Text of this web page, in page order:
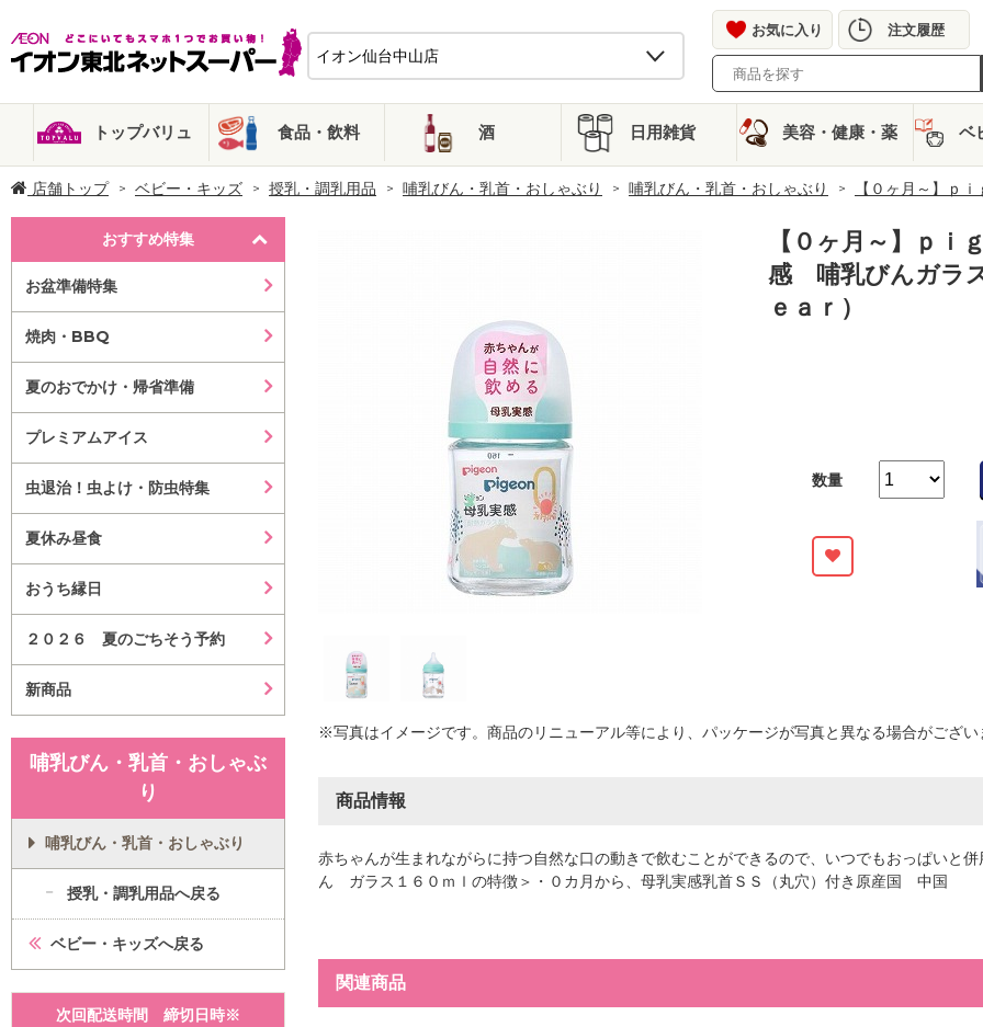
お気に入り 注文履歴
トップバリュ 食品・飲料 酒 日用雑貨 美容・健康・薬 ベ
店舗トップ ベビー・キッズ 授乳・調乳用品 哺乳びん・乳首・おしゃぶり 哺乳びん・乳首・おしゃぶり 【０ヶ月～】ｐ
おすすめ特集
お盆準備特集
焼肉・BBQ
夏のおでかけ・帰省準備
プレミアムアイス
虫退治！虫よけ・防虫特集
夏休み昼食
おうち縁日
２０２６ 夏のごちそう予約
新商品
哺乳びん・乳首・おしゃぶ
り
哺乳びん・乳首・おしゃぶり
授乳・調乳用品へ戻る
ベビー・キッズへ戻る
次回配送時間 締切日時※
【０ヶ月～】ｐ
感 哺乳びんガラ
ｅａｒ）
数量
※写真はイメージです。商品のリニューアル等により、パッケージが写真と異なる場合がござい
商品情報
赤ちゃんが生まれながらに持つ自然な口の動きで飲むことができるので、いつでもおっぱいと
ん ガラス１６０ｍｌの特徴＞・０カ月から、母乳実感乳首ＳＳ（丸穴）付き原産国 中国
関連商品